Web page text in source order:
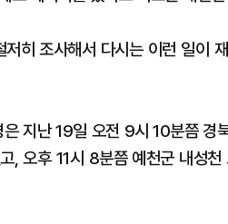
히 조사해서 다시는 이런 일이
지난 19일 오전 9시 10분쯤 경
, 오후 11시 8분쯤 예천군 내성